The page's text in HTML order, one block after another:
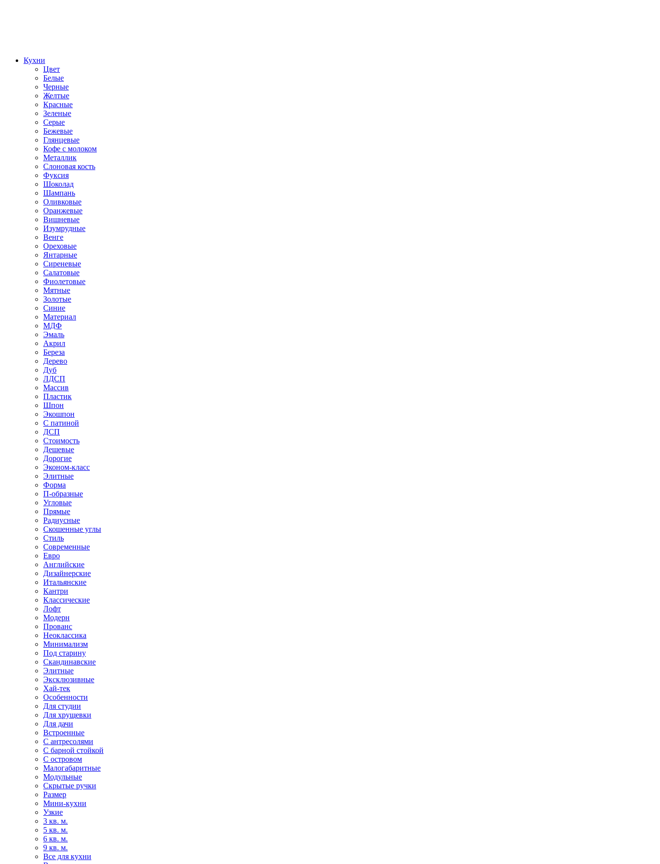
Кухни
Цвет
Белые
Черные
Желтые
Красные
Зеленые
Серые
Бежевые
Глянцевые
Кофе с молоком
Металлик
Слоновая кость
Фуксия
Шоколад
Шампань
Оливковые
Оранжевые
Вишневые
Изумрудные
Венге
Ореховые
Янтарные
Сиреневые
Салатовые
Фиолетовые
Мятные
Золотые
Синие
Материал
МДФ
Эмаль
Акрил
Береза
Дерево
Дуб
ЛДСП
Массив
Пластик
Шпон
Экошпон
С патиной
ДСП
Стоимость
Дешевые
Дорогие
Эконом-класс
Элитные
Форма
П-образные
Угловые
Прямые
Радиусные
Скошенные углы
Стиль
Современные
Евро
Английские
Дизайнерские
Итальянские
Кантри
Классические
Лофт
Модерн
Прованс
Неоклассика
Минимализм
Под старину
Скандинавские
Элитные
Эксклюзивные
Хай-тек
Особенности
Для студии
Для хрущевки
Для дачи
Встроенные
С антресолями
С барной стойкой
С островом
Малогабаритные
Модульные
Скрытые ручки
Размер
Мини-кухни
Узкие
3 кв. м.
5 кв. м.
6 кв. м.
9 кв. м.
Все для кухни